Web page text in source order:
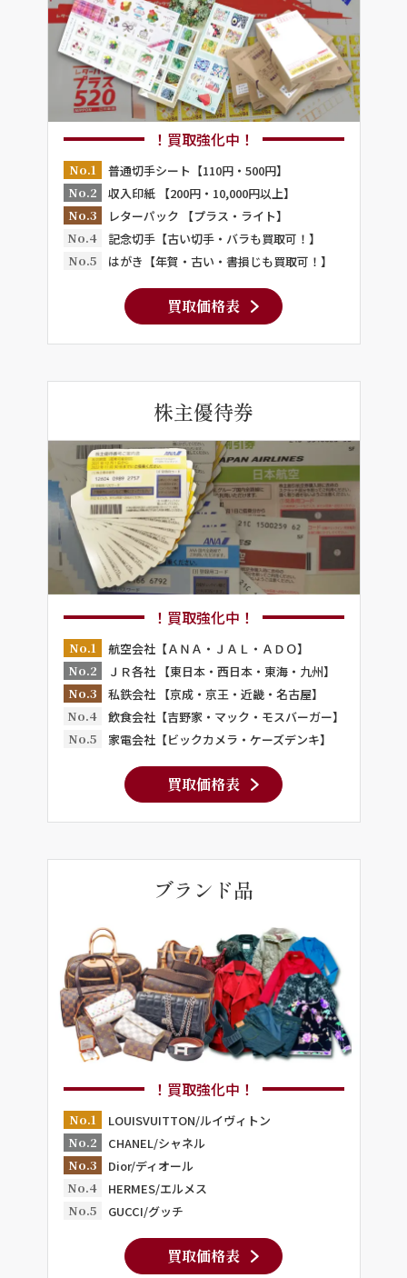
！買取強化中！
No.1
普通切手シート【110円・500円】
No.2
収入印紙 【200円・10,000円以上】
No.3
レターパック 【プラス・ライト】
No.4
記念切手【古い切手・バラも買取可！】
No.5
はがき【年賀・古い・書損じも買取可！】
買取価格表
株主優待券
！買取強化中！
No.1
航空会社【ＡＮＡ・ＪＡＬ・ＡＤＯ】
No.2
ＪＲ各社 【東日本・西日本・東海・九州】
No.3
私鉄会社 【京成・京王・近畿・名古屋】
No.4
飲食会社【吉野家・マック・モスバーガー】
No.5
家電会社【ビックカメラ・ケーズデンキ】
買取価格表
ブランド品
！買取強化中！
No.1
LOUISVUITTON/ルイヴィトン
No.2
CHANEL/シャネル
No.3
Dior/ディオール
No.4
HERMES/エルメス
No.5
GUCCI/グッチ
買取価格表